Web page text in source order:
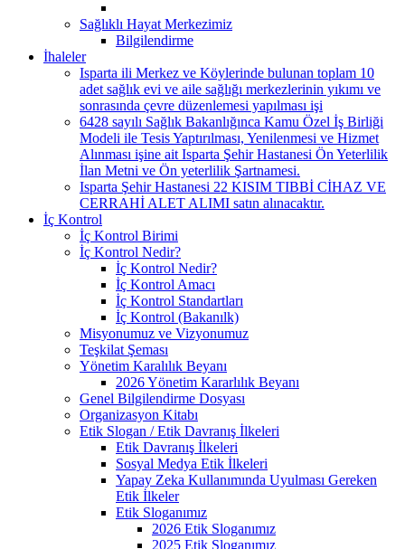
Sağlıklı Hayat Merkezimiz
Bilgilendirme
İhaleler
Isparta ili Merkez ve Köylerinde bulunan toplam 10
adet sağlık evi ve aile sağlığı merkezlerinin yıkımı ve
sonrasında çevre düzenlemesi yapılması işi
6428 sayılı Sağlık Bakanlığınca Kamu Özel İş Birliği
Modeli ile Tesis Yaptırılması, Yenilenmesi ve Hizmet
Alınması işine ait Isparta Şehir Hastanesi Ön Yeterlilik
İlan Metni ve Ön yeterlilik Şartnamesi.
Isparta Şehir Hastanesi 22 KISIM TIBBİ CİHAZ VE
CERRAHİ ALET ALIMI satın alınacaktır.
İç Kontrol
İç Kontrol Birimi
İç Kontrol Nedir?
İç Kontrol Nedir?
İç Kontrol Amacı
İç Kontrol Standartları
İç Kontrol (Bakanılk)
Misyonumuz ve Vizyonumuz
Teşkilat Şeması
Yönetim Karalılık Beyanı
2026 Yönetim Kararlılık Beyanı
Genel Bilgilendirme Dosyası
Organizasyon Kitabı
Etik Slogan / Etik Davranış İlkeleri
Etik Davranış İlkeleri
Sosyal Medya Etik İlkeleri
Yapay Zeka Kullanımında Uyulması Gereken
Etik İlkeler
Etik Sloganımız
2026 Etik Sloganımız
2025 Etik Sloganımız